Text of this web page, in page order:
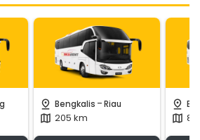
pin_drop Bengkalis -Riau
map 205 km
pin_drop
map